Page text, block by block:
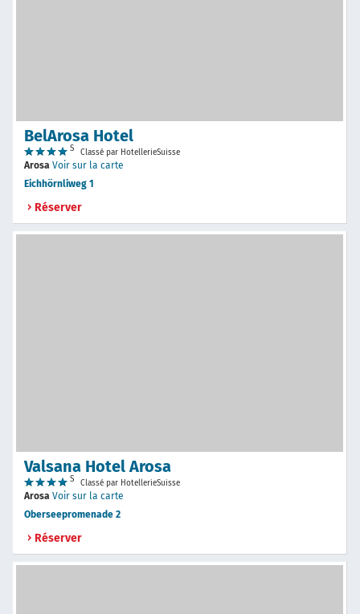
BelArosa Hotel
S Classé par HotellerieSuisse
Arosa Voir sur la carte
Eichhörnliweg 1
Réserver
Valsana Hotel Arosa
S Classé par HotellerieSuisse
Arosa Voir sur la carte
Oberseepromenade 2
Réserver